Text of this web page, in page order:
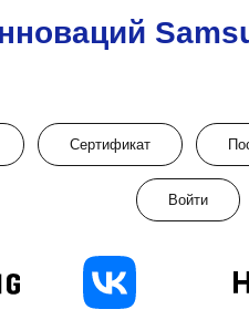
Сертификат
Войти